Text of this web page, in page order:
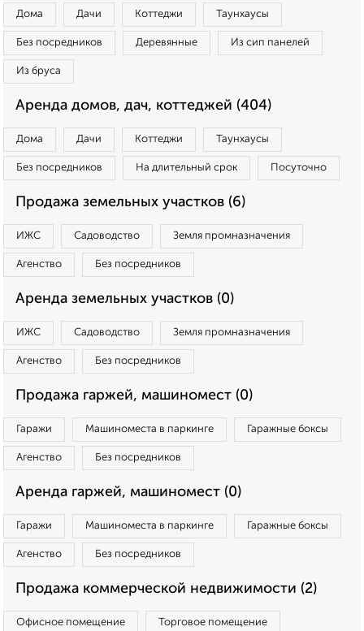
Дома Дачи Коттеджи Таунхаусы
Без посредников Деревянные Из сип панелей
Из бруса
Аренда домов, дач, коттеджей (404)
Дома Дачи Коттеджи Таунхаусы
Без посредников На длительный срок Посуточно
Продажа земельных участков (6)
ИЖС Садоводство Земля промназначения
Агенство Без посредников
Аренда земельных участков (0)
ИЖС Садоводство Земля промназначения
Агенство Без посредников
Продажа гаржей, машиномест (0)
Гаражи Машиноместа в паркинге Гаражные боксы
Агенство Без посредников
Аренда гаржей, машиномест (0)
Гаражи Машиноместа в паркинге Гаражные боксы
Агенство Без посредников
Продажа коммерческой недвижимости (2)
Офисное помещение Торговое помещение